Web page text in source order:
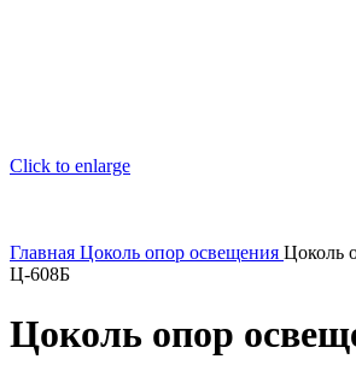
Click to enlarge
Главная Цоколь опор освещения Цоколь
Ц-608Б
Цоколь опор